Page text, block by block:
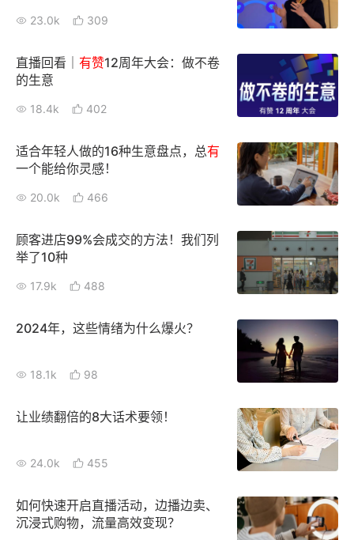
面对面聊增长
有赞春季发布会 实干家直播间
新零售大会
AllValue 战略合作
增长产品指南
智库 产品场景库
新零售资讯
培训课程
私域课程
增长俱乐部
增长俱乐部
23.0k 309
直播回看｜ 有赞12周年大会：做不卷
的生意
18.4k 402
适合年轻人做的16种生意盘点，总有
一个能给你灵感！
20.0k 466
顾客进店99%会成交的方法！我们列
举了10种
17.9k 488
2024年，这些情绪为什么爆火？
18.1k 98
让业绩翻倍的8大话术要领！
24.0k 455
如何快速开启直播活动，边播边卖、
沉浸式购物，流量高效变现？